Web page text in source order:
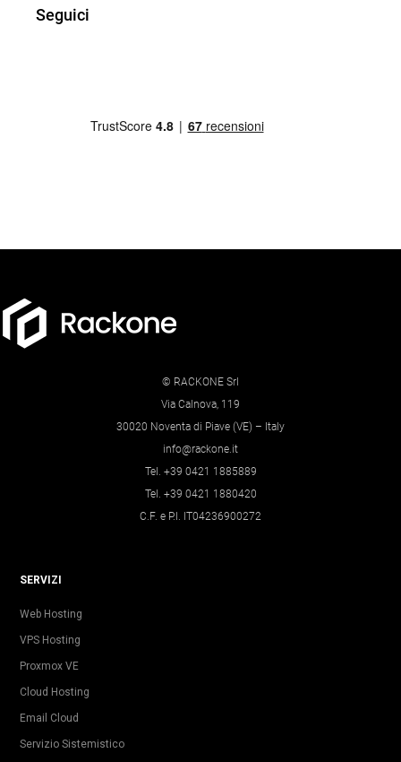
Seguici
© RACKONE Srl
Via Calnova, 119
30020 Noventa di Piave (VE) – Italy
info@rackone.it
Tel. +39 0421 1885889
Tel. +39 0421 1880420
C.F. e P.I. IT04236900272
SERVIZI
Web Hosting
VPS Hosting
Proxmox VE
Cloud Hosting
Email Cloud
Servizio Sistemistico